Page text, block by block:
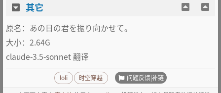
其它
原名：あの日の君を振り向かせて。
大小：2.64G
claude-3.5-sonnet 翻译
loli 时空穿越 问题反馈|补链